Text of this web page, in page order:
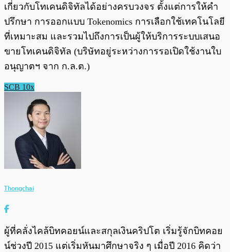
เกี่ยวกับโทเคนดิจิทัลได้อย่างครบวงจร ตั้งแต่การให้คำ
ปรึกษา การออกแบบ Tokenomics การเลือกใช้เทคโนโลยี
ที่เหมาะสม และรวมไปถึงการเป็นผู้ให้บริการระบบเสนอ
ขายโทเคนดิจิทัล (บริษัทอยู่ระหว่างการรอเปิดใช้งานใบ
อนุญาตฯ จาก ก.ล.ต.)
SCB 10x
Thongchai
ผู้ที่คลั่งไคล้บิทคอยน์และสกุลเงินคริปโต เริ่มรู้จักบิทคอย
น์ช่วงปี 2015 แต่เริ่มหันมาศึกษาจริง ๆ เมื่อปี 2016 คิดว่า